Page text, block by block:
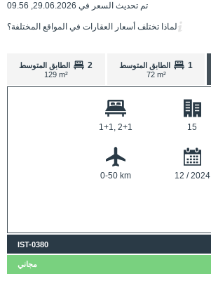
تم تحديث السعر في 29.06.2026, 09.56
لماذا تختلف أسعار العقارات في المواقع المختلفة؟
1
الطابق المتوسط
72 m²
2
الطابق المتوسط
129 m²
15
1+1, 2+1
12 / 2024
0-50 km
IST-0380
مجاني